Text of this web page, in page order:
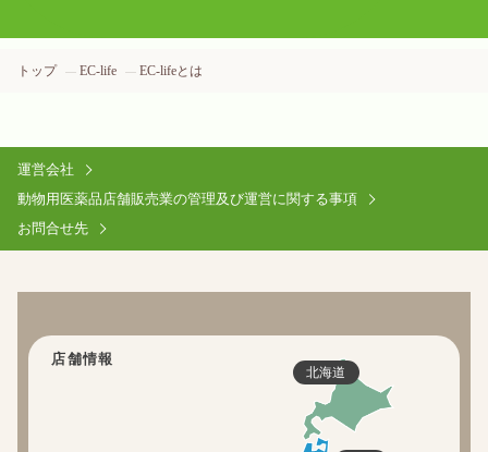
トップ EC-life EC-lifeとは
運営会社
動物用医薬品店舗販売業の管理及び運営に関する事項
お問合せ先
店舗情報
北海道